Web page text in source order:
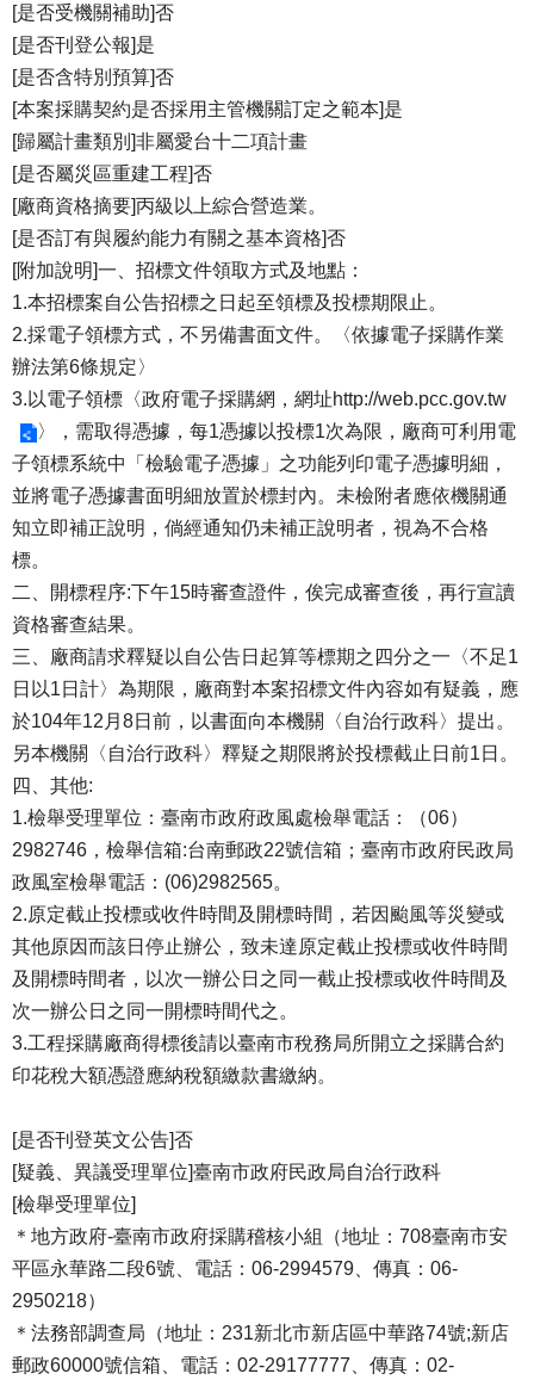
[是否受機關補助]否
[是否刊登公報]是
[是否含特別預算]否
[本案採購契約是否採用主管機關訂定之範本]是
[歸屬計畫類別]非屬愛台十二項計畫
[是否屬災區重建工程]否
[廠商資格摘要]丙級以上綜合營造業。
[是否訂有與履約能力有關之基本資格]否
[附加說明]一、招標文件領取方式及地點：
1.本招標案自公告招標之日起至領標及投標期限止。
2.採電子領標方式，不另備書面文件。〈依據電子採購作業
辦法第6條規定〉
3.以電子領標〈政府電子採購網，網址http://web.pcc.gov.tw
〉，需取得憑據，每1憑據以投標1次為限，廠商可利用電
子領標系統中「檢驗電子憑據」之功能列印電子憑據明細，
並將電子憑據書面明細放置於標封內。未檢附者應依機關通
知立即補正說明，倘經通知仍未補正說明者，視為不合格
標。
二、開標程序:下午15時審查證件，俟完成審查後，再行宣讀
資格審查結果。
三、廠商請求釋疑以自公告日起算等標期之四分之一〈不足1
日以1日計〉為期限，廠商對本案招標文件內容如有疑義，應
於104年12月8日前，以書面向本機關〈自治行政科〉提出。
另本機關〈自治行政科〉釋疑之期限將於投標截止日前1日。
四、其他:
1.檢舉受理單位：臺南市政府政風處檢舉電話：（06）
2982746，檢舉信箱:台南郵政22號信箱；臺南市政府民政局
政風室檢舉電話：(06)2982565。
2.原定截止投標或收件時間及開標時間，若因颱風等災變或
其他原因而該日停止辦公，致未達原定截止投標或收件時間
及開標時間者，以次一辦公日之同一截止投標或收件時間及
次一辦公日之同一開標時間代之。
3.工程採購廠商得標後請以臺南市稅務局所開立之採購合約
印花稅大額憑證應納稅額繳款書繳納。
[是否刊登英文公告]否
[疑義、異議受理單位]臺南市政府民政局自治行政科
[檢舉受理單位]
＊地方政府-臺南市政府採購稽核小組（地址：708臺南市安
平區永華路二段6號、電話：06-2994579、傳真：06-
2950218）
＊法務部調查局（地址：231新北市新店區中華路74號;新店
郵政60000號信箱、電話：02-29177777、傳真：02-